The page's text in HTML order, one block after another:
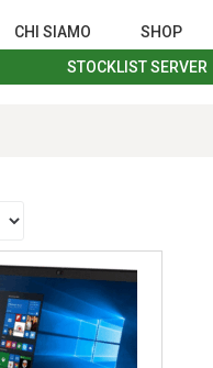
CHI SIAMO SHOP
STOCKLIST SERVER